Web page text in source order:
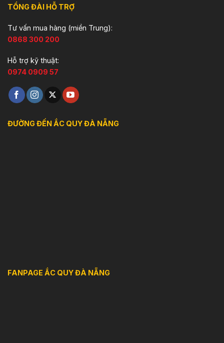
TỔNG ĐÀI HỖ TRỢ
Tư vấn mua hàng (miền Trung):
0868 300 200
Hỗ trợ kỹ thuật:
0974 0909 57
ĐƯỜNG ĐẾN ẮC QUY ĐÀ NẴNG
FANPAGE ẮC QUY ĐÀ NẴNG